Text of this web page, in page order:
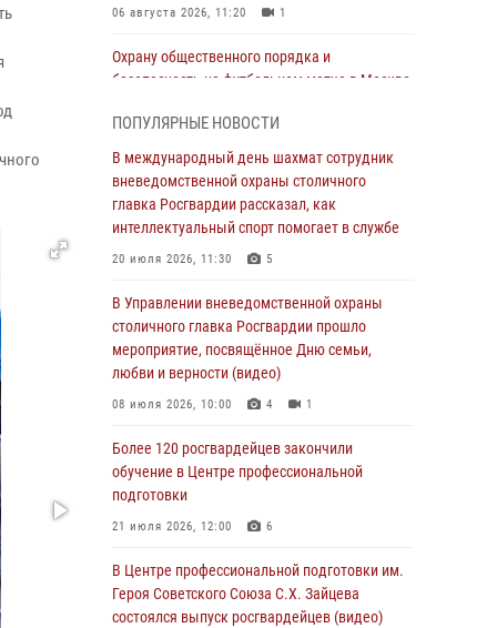
06 августа 2026, 11:20 1
Охрану общественного порядка и
безопасность на футбольном матче в Москве
Столичные росгвардейцы задержали
мужчину, устроившего дебош в букмекерской
конторе (Видео)
05 августа 2026, 12:39
Московские росгвардейцы обеспечили
безопасность проведения футбольного матча
Кубка России (Видео)
05 августа 2026, 12:35 1
ознакомилась с передовыми методами
работы Росгвардии в Москве (видео)
04 августа 2026, 18:16
чемпионат по самбо и боевому самбо.
(видео)
04 августа 2026, 14:00 7 1
ПОПУЛЯРНЫЕ НОВОСТИ
В международный день шахмат сотрудник
вневедомственной охраны столичного
главка Росгвардии рассказал, как
интеллектуальный спорт помогает в службе
20 июля 2026, 11:30 5
В Управлении вневедомственной охраны
столичного главка Росгвардии прошло
мероприятие, посвящённое Дню семьи,
любви и верности (видео)
08 июля 2026, 10:00 4 1
Более 120 росгвардейцев закончили
обучение в Центре профессиональной
подготовки
21 июля 2026, 12:00 6
В Центре профессиональной подготовки им.
Героя Советского Союза С.Х. Зайцева
состоялся выпуск росгвардейцев (видео)